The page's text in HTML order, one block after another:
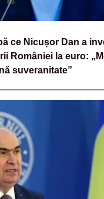
ce Nicușor Dan a
României la euro:
suveranitate”